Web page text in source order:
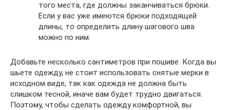
того места, где должны заканчиваться брюки.
Если у вас уже имеются брюки подходящей
длины, то определить длину шагового шва
можно по ним.
Добавьте несколько сантиметров при пошиве. Когда вы
шьете одежду, не стоит использовать снятые мерки в
исходном виде, так как одежда не должна быть
слишком тесной, иначе вам будет трудно двигаться.
Поэтому, чтобы сделать одежду комфортной, вы